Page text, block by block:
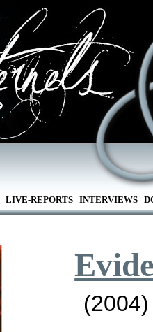
LIVE-REPORTS INTERVIEWS